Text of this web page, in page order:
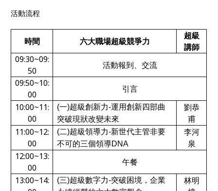
活動流程
時間 六大職場超級競爭力
超級
講師
09:30~09:
50
活動報到、交流
09:50~10:
00
引言
10:00~11:
00
(一)超級創新力-運用創新四部曲
突破現狀改變未來
劉恭
甫
11:00~12:
00
(二)超級領導力-新世代主管非要
不可的三個領導DNA
李河
泉
12:00~13:
00
午餐
13:00~14:
(三)超級數字力-突破困境，企業
林明